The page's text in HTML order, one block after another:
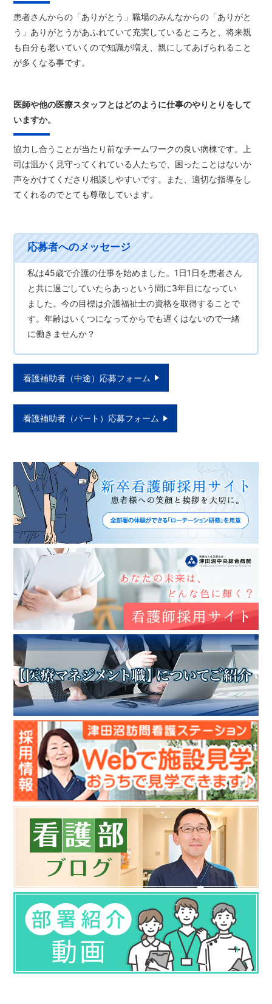
患者さんからの「ありがとう」職場のみんなからの「ありがと
う」ありがとうがあふれていて充実しているところと、将来親
も自分も老いていくので知識が増え、親にしてあげられること
が多くなる事です。
医師や他の医療スタッフとはどのように仕事のやりとりをして
いますか。
協力し合うことが当たり前なチームワークの良い病棟です。上
司は温かく見守ってくれている人たちで、困ったことはないか
声をかけてくださり相談しやすいです。また、適切な指導をし
てくれるのでとても尊敬しています。
私は45歳で介護の仕事を始めました。1日1日を患者さん
と共に過ごしていたらあっという間に3年目になってい
ました。今の目標は介護福祉士の資格を取得することで
す。年齢はいくつになってからでも遅くはないので一緒
に働きませんか？
看護補助者（中途）応募フォーム
看護補助者（パート）応募フォーム